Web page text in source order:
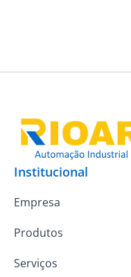
Institucional
Empresa
Produtos
Serviços